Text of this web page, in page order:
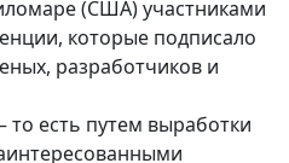
(США) участниками
которые подписало
разработчиков и
то есть путем выработки